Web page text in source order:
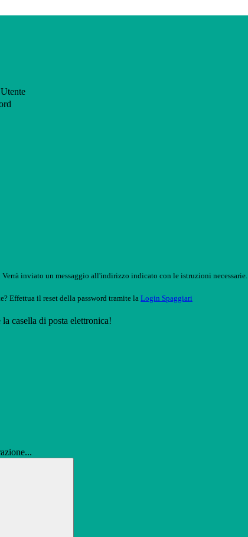
Verrà inviato un messaggio all'indirizzo indicato con le istruzioni necessarie.
Effettua il reset della password tramite la Login Spaggiari
casella di posta elettronica!